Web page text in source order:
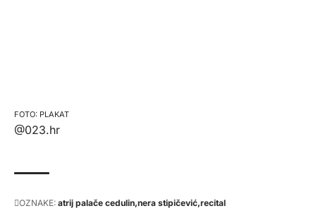
PLAKAT
@023.hr
OZNAKE: atrij palače cedulin nera stipičević recital